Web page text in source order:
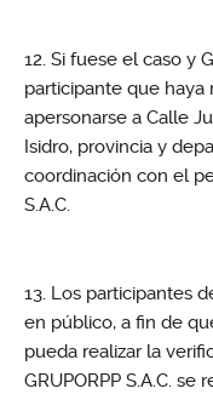
Si fuese el caso y
participante que haya
apersonarse a Calle
Isidro, provincia y
coordinación con el
S.A.C.
Los participantes
en público, a fin de
pueda realizar la
GRUPORPP S.A.C.